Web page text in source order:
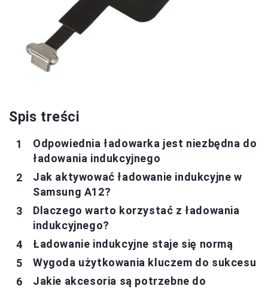
Spis treści
Odpowiednia ładowarka jest niezbędna do
ładowania indukcyjnego
Jak aktywować ładowanie indukcyjne w
Samsung A12?
Dlaczego warto korzystać z ładowania
indukcyjnego?
Ładowanie indukcyjne staje się normą
Wygoda użytkowania kluczem do sukcesu
Jakie akcesoria są potrzebne do